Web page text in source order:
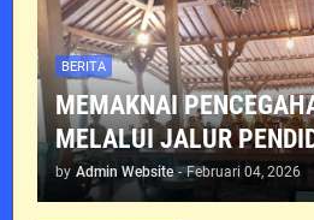
BERITA
MEMAKNAI
MELALUI JALUR
by Admin Website - Februari 04, 2026